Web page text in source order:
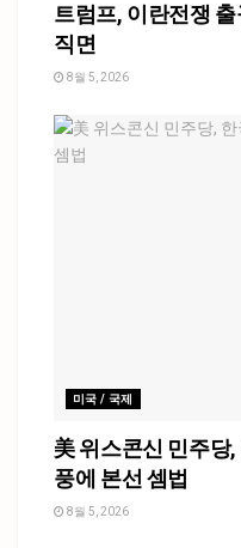
트럼프, 이란전쟁
직면
8월 5, 2026
미국 / 국제
美 위스콘신 민주당
풍에 본선 셈법
8월 5, 2026